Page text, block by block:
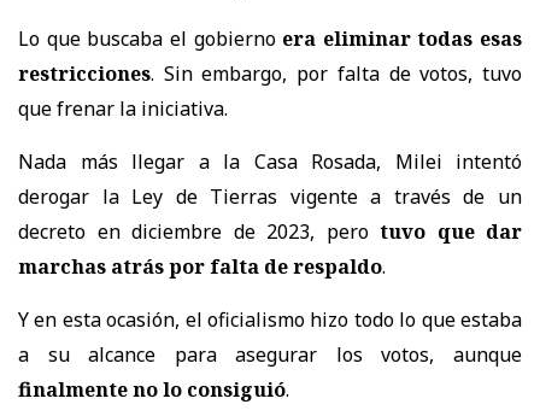
Lo que buscaba el gobierno era eliminar todas esas
restricciones. Sin embargo, por falta de votos, tuvo
que frenar la iniciativa.
Nada más llegar a la Casa Rosada, Milei intentó
derogar la Ley de Tierras vigente a través de un
decreto en diciembre de 2023, pero tuvo que dar
marchas atrás por falta de respaldo.
Y en esta ocasión, el oficialismo hizo todo lo que estaba
a su alcance para asegurar los votos, aunque
finalmente no lo consiguió.